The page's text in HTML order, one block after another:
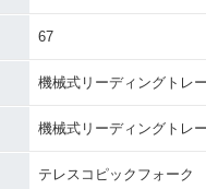
67
機械式リーディングトレ
機械式リーディングトレ
テレスコピックフォーク